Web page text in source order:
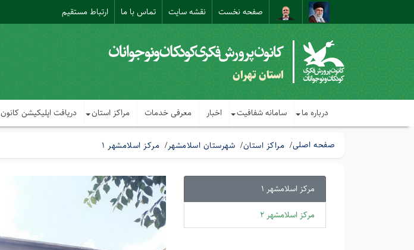
صفحه نخست نقشه سایت تماس با ما ارتباط مستقیم
استان تهران
درباره ما سامانه شفافیت اخبار معرفی خدمات مراکز استان دریافت اپلیکیشن کانون
صفحه اصلی مراکز استان شهرستان اسلامشهر مرکز اسلامشهر 1
مرکز اسلامشهر 1
مرکز اسلامشهر 2